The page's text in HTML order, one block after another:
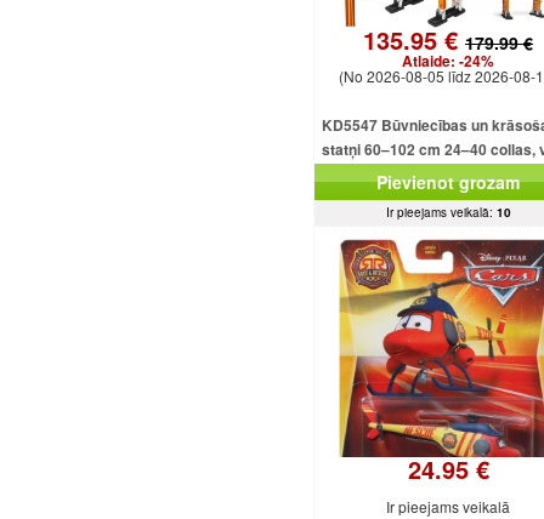
135.95 € 179.99 €
Atlaide: -24%
(No 2026-08-05 līdz 2026-08-
KD5547 Būvniecības un
statņi 60–102 cm 24–40 collas,
alumīnija
Pievienot grozam
Ir pieejams veikalā: 10
24.95 €
Ir pieejams veikalā